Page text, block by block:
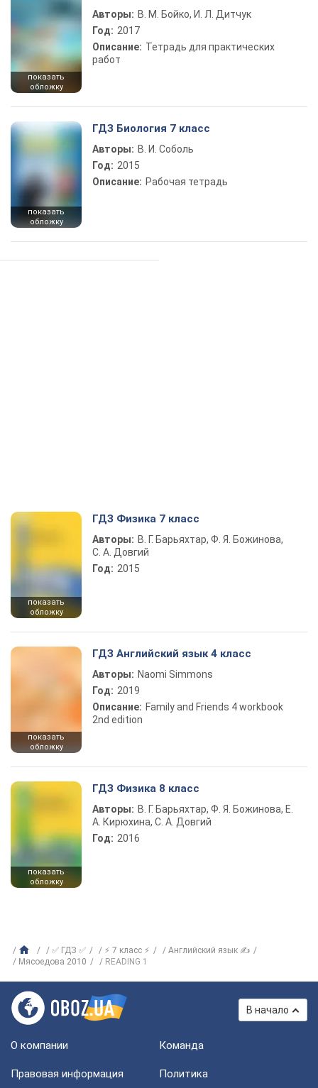
показать
обложку
Авторы: В. М. Бойко, И. Л. Дитчук
Год: 2017
Описание: Тетрадь для практических
работ
показать
обложку
ГДЗ Биология 7 класс
Авторы: В. И. Соболь
Год: 2015
Описание: Рабочая тетрадь
показать
обложку
ГДЗ Физика 7 класс
Авторы: В. Г. Барьяхтар, Ф. Я. Божинова,
С. А. Довгий
Год: 2015
показать
обложку
ГДЗ Английский язык 4 класс
Авторы: Naomi Simmons
Год: 2019
Описание: Family and Friends 4 workbook
2nd edition
показать
обложку
ГДЗ Физика 8 класс
Авторы: В. Г. Барьяхтар, Ф. Я. Божинова, Е.
А. Кирюхина, С. А. Довгий
Год: 2016
✅ ГДЗ ✅ ⚡ 7 класс ⚡
Английский язык ✍
Мясоедова 2010
READING 1
В начало
О компании Команда
Правовая информация
Политика